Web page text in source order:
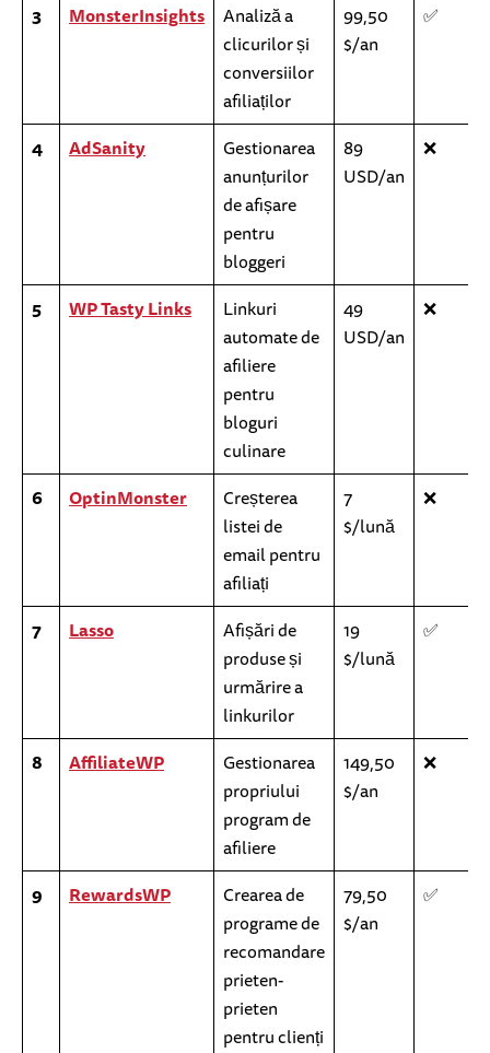
3 MonsterInsights
Analiză a
clicurilor și
conversiilor
afiliaților
99,50
$/an
✅
4 AdSanity
Gestionarea
anunțurilor
de afișare
pentru
bloggeri
89
USD/an
❌
5 WP Tasty Links
Linkuri
automate de
afiliere
pentru
bloguri
culinare
49
USD/an
❌
6 OptinMonster
Creșterea
listei de
email pentru
afiliați
7
$/lună
❌
7 Lasso
Afișări de
produse și
urmărire a
linkurilor
19
$/lună
✅
8 AffiliateWP
Gestionarea
propriului
program de
afiliere
149,50
$/an
❌
9 RewardsWP
Crearea de
programe de
recomandare
prieten-
prieten
pentru clienți
79,50
$/an
✅